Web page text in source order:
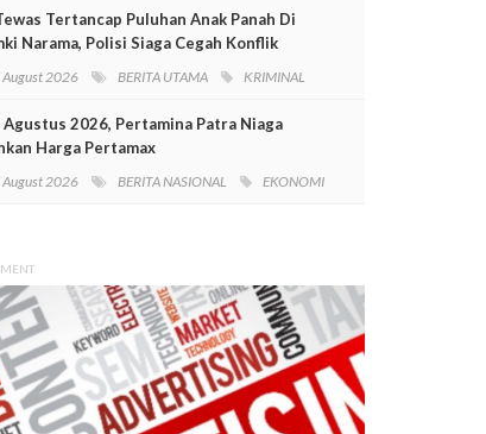
Tertancap Puluhan Anak Panah Di
Narama, Polisi Siaga Cegah Konflik
2026 BERITA UTAMA KRIMINAL
Agustus 2026, Pertamina Patra Niaga
Harga Pertamax
2026 BERITA NASIONAL EKONOMI